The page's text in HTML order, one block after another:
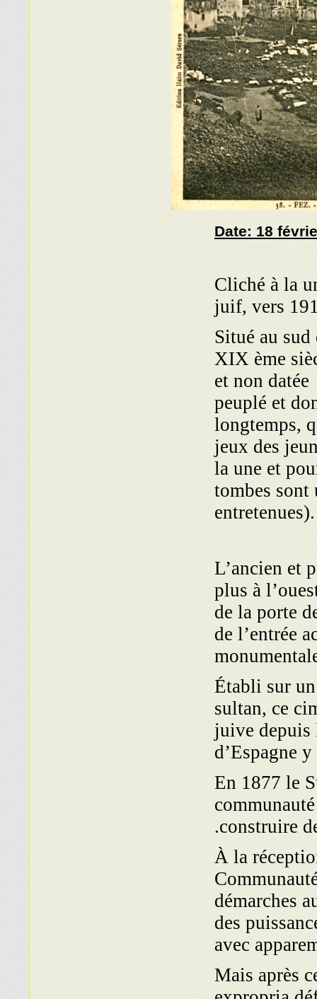
Date: 18
Cliché à la
juif, vers
Situé au
XIX ème
et non
peuplé et
longtemps,
jeux des
la une et
tombes sont
entretenues).
L’ancien et
plus à
de la porte
de l’entrée
Établi sur
sultan, ce
juive depuis
d’Espagne
En 1877 le
construire
À la
démarches
des
avec
Mais après